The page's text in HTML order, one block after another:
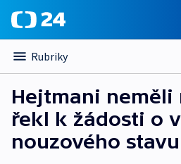
Rubriky
Hejtmani neměli
řekl k žádosti o
nouzového